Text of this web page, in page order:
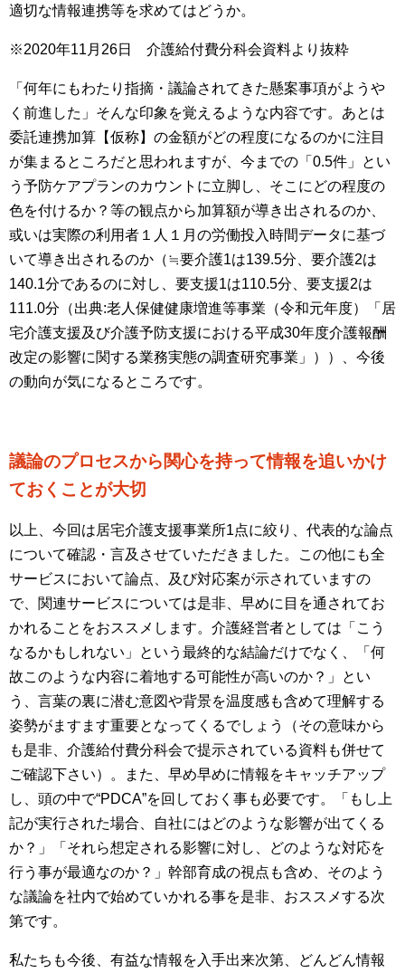
適切な情報連携等を求めてはどうか。
※2020年11月26日 介護給付費分科会資料より抜粋
「何年にもわたり指摘・議論されてきた懸案事項がようや
く前進した」そんな印象を覚えるような内容です。あとは
委託連携加算【仮称】の金額がどの程度になるのかに注目
が集まるところだと思われますが、今までの「 0.5件」とい
う予防ケアプランのカウントに立脚し、そこにどの程度の
色を付けるか？等の観点から加算額が導き出されるのか、
或いは実際の利用者１人１月の労働投入時間データに基づ
いて導き出されるのか（≒要介護1は139.5分、要介護2は
140.1分であるのに対し、要支援1は110.5分、要支援2は
111.0分（出典:老人保健健康増進等事業（令和元年度）「居
宅介護支援及び介護予防支援における平成30年度介護報酬
改定の影響に関する業務実態の調査研究事業」））、今後
の動向が気になるところです。
議論のプロセスから関心を持って情報を追いかけ
ておくことが大切
以上、今回は居宅介護支援事業所1点に絞り、代表的な論点
について確認・言及させていただきました。この他にも全
サービスにおいて論点、及び対応案が示されていますの
で、関連サービスについては是非、早めに目を通されてお
かれることをおススメします。介護経営者としては「こう
なるかもしれない」という最終的な結論だけでなく、「何
故このような内容に着地する可能性が高いのか？」とい
う、言葉の裏に潜む意図や背景を温度感も含めて理解する
姿勢がますます重要となってくるでしょう（その意味から
も是非、介護給付費分科会で提示されている資料も併せて
ご確認下さい）。また、早め早めに情報をキャッチアップ
し、頭の中で“PDCA”を回しておく事も必要です。「もし上
記が実行された場合、自社にはどのような影響が出てくる
か？」「それら想定される影響に対し、どのような対応を
行う事が最適なのか？」幹部育成の視点も含め、そのよう
な議論を社内で始めていかれる事を是非、おススメする次
第です。
私たちも今後、有益な情報を入手出来次第、どんどん情報